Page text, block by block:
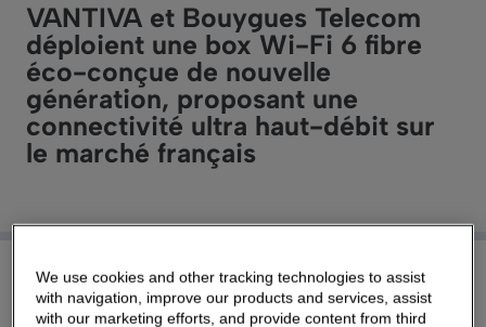
VANTIVA et Bouygues Telecom
déploient une box Wi-Fi 6 fibre
éco-conçue de nouvelle
génération, proposant une
connectivité ultra haut-débit sur
le marché français
We use cookies and other tracking technologies to assist
with navigation, improve our products and services, assist
with our marketing efforts, and provide content from third